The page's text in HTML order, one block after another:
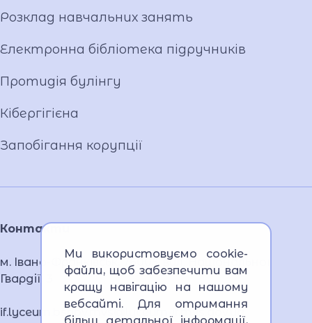
Контакти
м. Івано-Франківськ, 76005, вул. Національної
Гвардії, 3
if.lyceum.bsnpv.mvs@lyceum-if.mvs.gov.ua
Вакансії
Публічна інформація
Розклад навчальних занять
Електронна бібліотека підручників
Протидія булінгу
Кібергігієна
Запобігання корупції
Ми використовуємо cookie-
файли, щоб забезпечити вам
кращу навігацію на нашому
вебсайті. Для отримання